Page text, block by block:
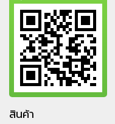
สินค้า